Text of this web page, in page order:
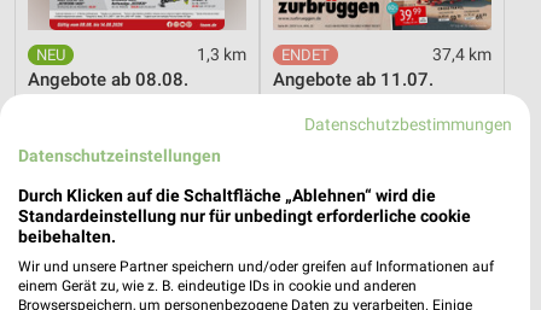
1,3 km
Angebote ab 08.08.
37,4 km
Angebote ab 11.07.
PENNY
Datenschutzbestimmungen
Datenschutzeinstellungen
Durch Klicken auf die Schaltfläche „Ablehnen“ wird die
Standardeinstellung nur für unbedingt erforderliche cookie
beibehalten.
Wir und unsere Partner speichern und/oder greifen auf Informationen auf
einem Gerät zu, wie z. B. eindeutige IDs in cookie und anderen
Browserspeichern, um personenbezogene Daten zu verarbeiten. Einige